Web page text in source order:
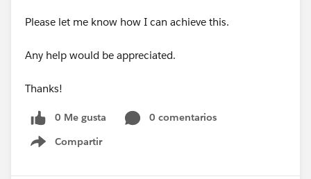
Please let me know how I can achieve this.
Any help would be appreciated.
Thanks!
0 Me gusta
0 comentarios
Compartir
Show menu